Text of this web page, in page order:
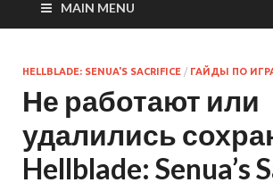
MAIN MENU
HELLBLADE: SENUA'S SACRIFICE / ГАЙДЫ ПО
Не работают или
удалились
Hellblade: Senua’s